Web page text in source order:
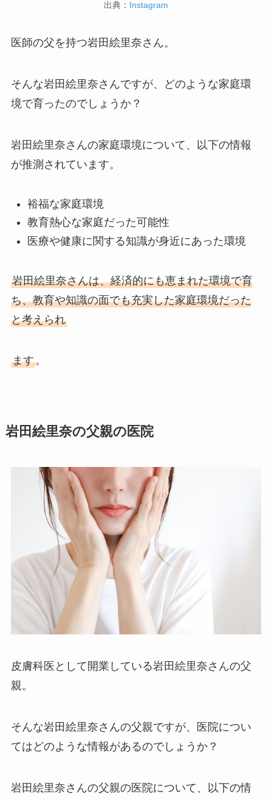
出典： Instagram
医師の父を持つ岩田絵里奈さん。
そんな岩田絵里奈さんですが、どのような家庭環
境で育ったのでしょうか？
岩田絵里奈さんの家庭環境について、以下の情報
が推測されています。
裕福な家庭環境
教育熱心な家庭だった可能性
医療や健康に関する知識が身近にあった環境
岩田絵里奈さんは、経済的にも恵まれた環境で育
ち、教育や知識の面でも充実した家庭環境だった
と考えられ
ます。
岩田絵里奈の父親の医院
皮膚科医として開業している岩田絵里奈さんの父
親。
そんな岩田絵里奈さんの父親ですが、医院につい
てはどのような情報があるのでしょうか？
岩田絵里奈さんの父親の医院について、以下の情